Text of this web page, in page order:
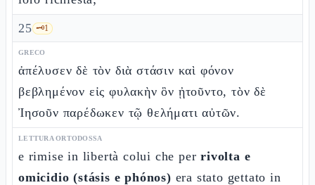
25 🗝️1
GRECO
ἀπέλυσεν δὲ τὸν διὰ στάσιν καὶ φόνον
βεβλημένον εἰς φυλακὴν ὃν ᾐτοῦντο, τὸν δὲ
Ἰησοῦν παρέδωκεν τῷ θελήματι αὐτῶν.
LETTURA ORTODOSSA
e rimise in libertà colui che perrivolta e
omicidio (stásis e phónos) era stato gettato in